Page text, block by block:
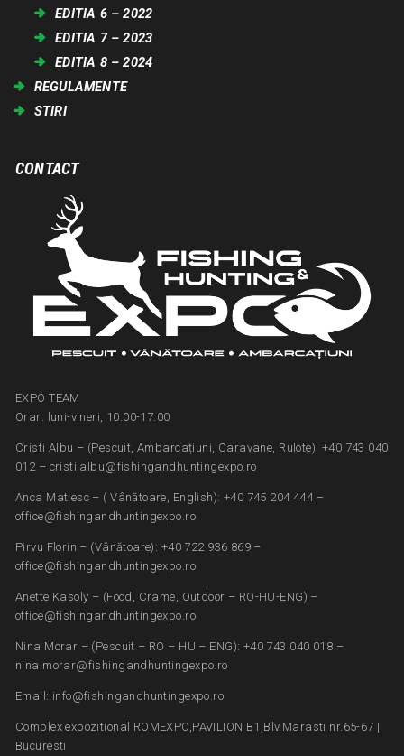
EDITIA 6 – 2022
EDITIA 7 – 2023
EDITIA 8 – 2024
REGULAMENTE
STIRI
CONTACT
EXPO TEAM
Orar: luni-vineri, 10:00-17:00
Cristi Albu – (Pescuit, Ambarcațiuni, Caravane, Rulote): +40 743 040
012 – cristi.albu@fishingandhuntingexpo.ro
Anca Matiesc – ( Vânătoare, English): +40 745 204 444 –
office@fishingandhuntingexpo.ro
Pirvu Florin – (Vânătoare): +40 722 936 869 –
office@fishingandhuntingexpo.ro
Anette Kasoly – (Food, Crame, Outdoor – RO-HU-ENG) –
office@fishingandhuntingexpo.ro
Nina Morar – (Pescuit – RO – HU – ENG): +40 743 040 018 –
nina.morar@fishingandhuntingexpo.ro
Email: info@fishingandhuntingexpo.ro
Complex expozitional ROMEXPO,PAVILION B1,Blv.Marasti nr.65-67 |
Bucuresti